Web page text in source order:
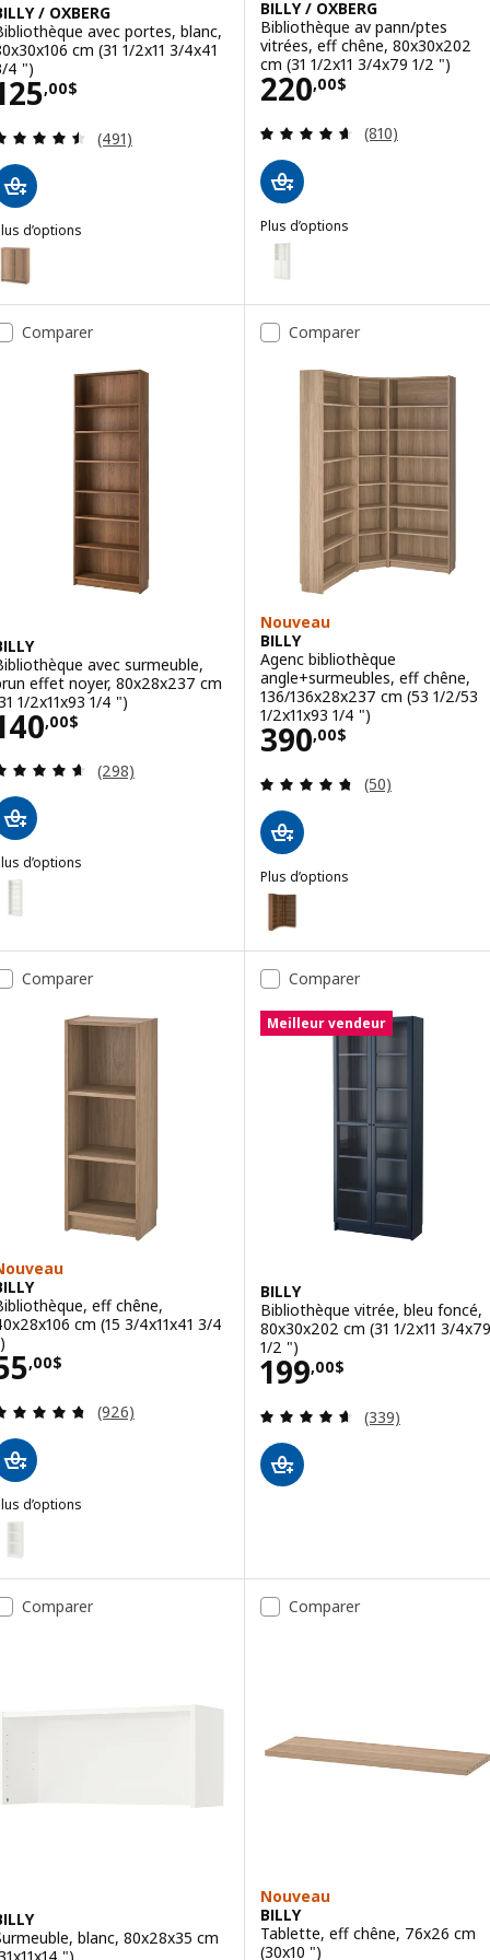
/ OXBERG
avec portes, blanc,
cm (31 1/2x11 3/4x41
4 ")
,00$
125,00$
Examen: 4.5 sur des 5 Étoiles. Total des
(491)
d’options
/ OXBERG
: BILLY / OXBERG, Bibliothèque avec portes, eff chêne,
: BILLY / OXBERG, Bibliothèque avec portes, brun effet noyer,
: BILLY / OXBERG, Bibliothèque avec portes, noir eff chêne,
BILLY / OXBERG
Bibliothèque av pann/ptes
vitrées, eff chêne, 80x30x202
cm (31 1/2x11 3/4x79 1/2 ")
220,00$
Prix 220,00$
Examen: 4.6
(810)
Plus d’options
BILLY / OXBERG
Option : BILLY / OXBERG,
Option : BILLY / OXBERG,
Comparer
avec surmeuble,
effet noyer, 80x28x237 cm
1/2x11x93 1/4 ")
,00$
140,00$
Examen: 4.6 sur des 5 Étoiles. Total des
(298)
d’options
: BILLY, Bibliothèque avec surmeuble, blanc, 80x28x237 cm
: BILLY, Bibliothèque avec surmeuble, eff chêne, 80x28x237
Comparer
Nouveau
BILLY
Agenc bibliothèque
angle+surmeubles, eff chêne,
136/136x28x237 cm (53 1/2/53
1/2x11x93 1/4 ")
390,00$
Prix 390,00$
Examen: 4.7
(50)
Plus d’options
BILLY
Option : BILLY, Agenc
Option : BILLY, Agenc
Option : BILLY, Agenc
Comparer
eff chêne,
cm (15 3/4x11x41 3/4
,00$
55,00$
Examen: 4.7 sur des 5 Étoiles. Total des
(926)
d’options
: BILLY, Bibliothèque, blanc, 40x28x106 cm (15 3/4x11x41 3/4
: BILLY, Bibliothèque, noir eff chêne, 40x28x106 cm (15 3/
Comparer
Meilleur vendeur
BILLY
Bibliothèque vitrée, bleu foncé,
80x30x202 cm (31 1/2x11 3/4x79
1/2 ")
199,00$
Prix 199,00$
Examen: 4.6
(339)
Comparer
blanc, 80x28x35 cm
Comparer
Nouveau
BILLY
Tablette, eff chêne, 76x26 cm
(30x10 ")